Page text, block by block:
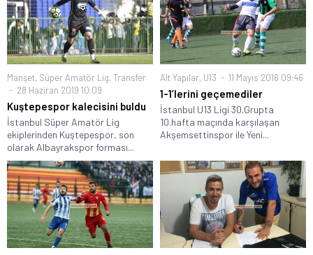
Manşet, Süper Amatör Lig, Transfer
28 Haziran 2019 10:09
Kuştepespor kalecisini buldu
İstanbul Süper Amatör Lig
ekiplerinden Kuştepespor, son
olarak Albayrakspor forması...
Alt Yapılar, U13 11 Mayıs 2016 09:46
1-1’lerini geçemediler
İstanbul U13 Ligi 30.Grupta
10.hafta maçında karşılaşan
Akşemsettinspor ile Yeni...